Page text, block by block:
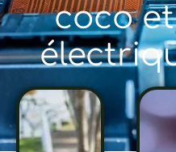
coco